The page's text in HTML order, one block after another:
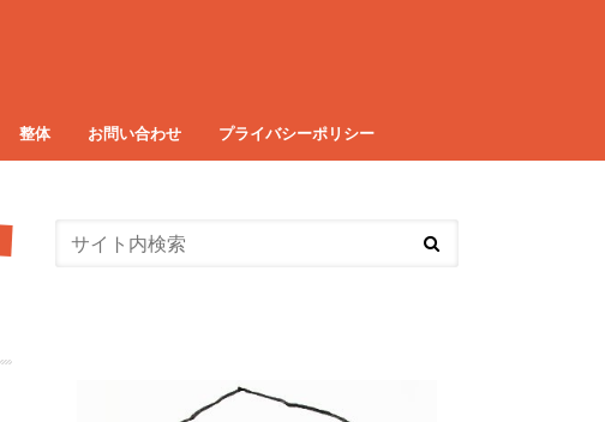
整体 お問い合わせ プライバシーポリシー